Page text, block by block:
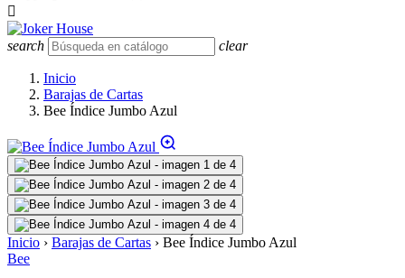

search clear
Inicio
Barajas de Cartas
Bee Índice Jumbo Azul
Inicio › Barajas de Cartas › Bee Índice Jumbo Azul
Bee